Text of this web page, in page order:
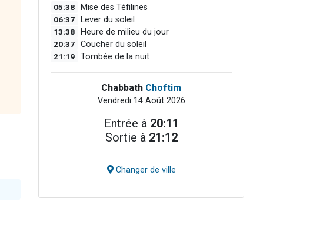
05:38 Mise des Téfilines
06:37 Lever du soleil
13:38 Heure de milieu du jour
20:37 Coucher du soleil
21:19 Tombée de la nuit
Chabbath Choftim
Vendredi 14 Août 2026
Entrée à 20:11
Sortie à 21:12
Changer de ville